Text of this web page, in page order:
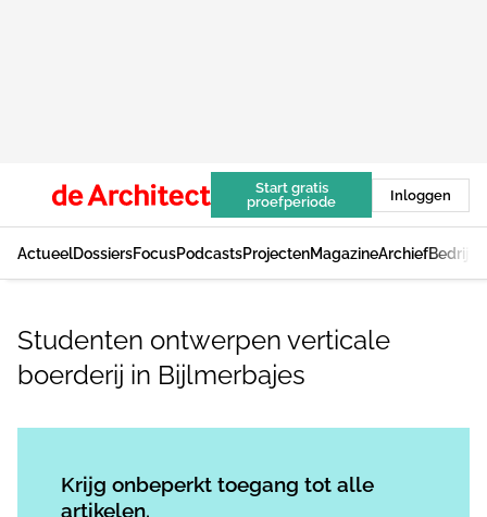
Start gratis
proefperiode
Inloggen
ActueelDossiersFocusPodcastsProjectenMagazineArchief
Studenten ontwerpen verticale
boerderij in Bijlmerbajes
Krijg onbeperkt toegang tot alle
artikelen.